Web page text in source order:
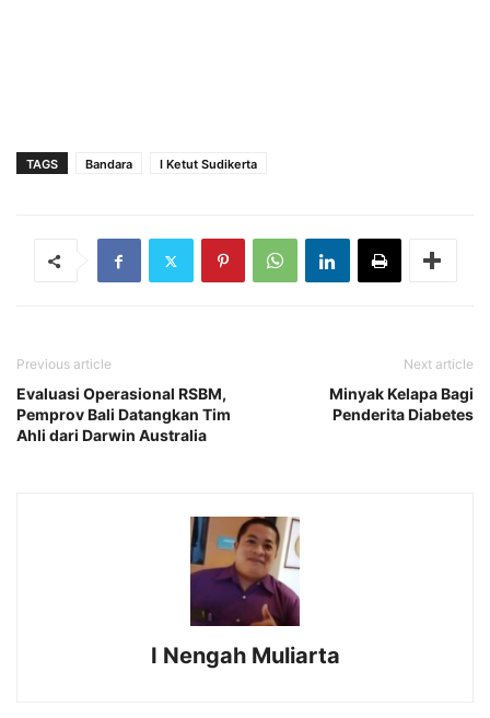
TAGS Bandara I Ketut Sudikerta
Previous article
Evaluasi Operasional RSBM,
Pemprov Bali Datangkan Tim
Ahli dari Darwin Australia
Next article
Minyak Kelapa Bagi
Penderita Diabetes
I Nengah Muliarta